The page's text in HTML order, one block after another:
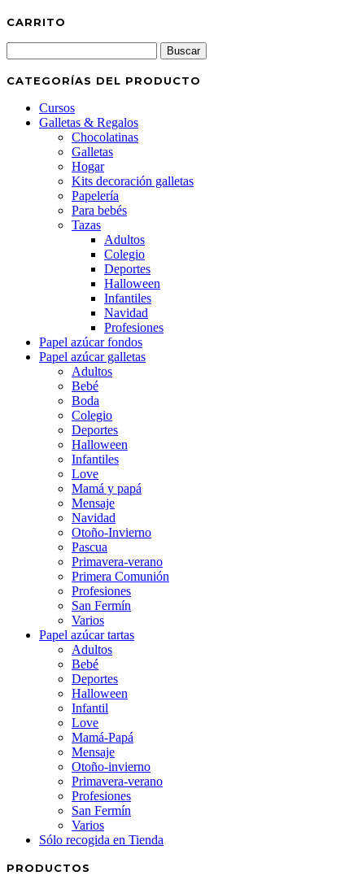
CARRITO
CATEGORÍAS DEL PRODUCTO
Cursos
Galletas & Regalos
Chocolatinas
Galletas
Hogar
Kits decoración galletas
Papelería
Para bebés
Tazas
Adultos
Colegio
Deportes
Halloween
Infantiles
Navidad
Profesiones
Papel azúcar fondos
Papel azúcar galletas
Adultos
Bebé
Boda
Colegio
Deportes
Halloween
Infantiles
Love
Mamá y papá
Mensaje
Navidad
Otoño-Invierno
Pascua
Primavera-verano
Primera Comunión
Profesiones
San Fermín
Varios
Papel azúcar tartas
Adultos
Bebé
Deportes
Halloween
Infantil
Love
Mamá-Papá
Mensaje
Otoño-invierno
Primavera-verano
Profesiones
San Fermín
Varios
Sólo recogida en Tienda
PRODUCTOS